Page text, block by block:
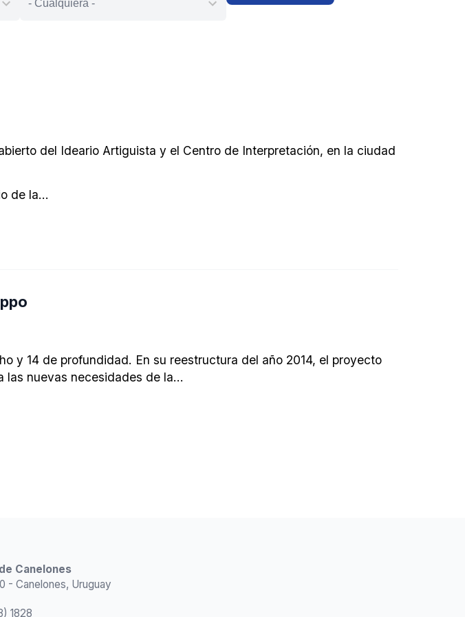
del Ideario Artiguista y el Centro de Interpretación, en la ciudad
de la...
y 14 de profundidad. En su reestructura del año 2014, el proyecto
las nuevas necesidades de la...
Canelones
- Canelones, Uruguay
1828